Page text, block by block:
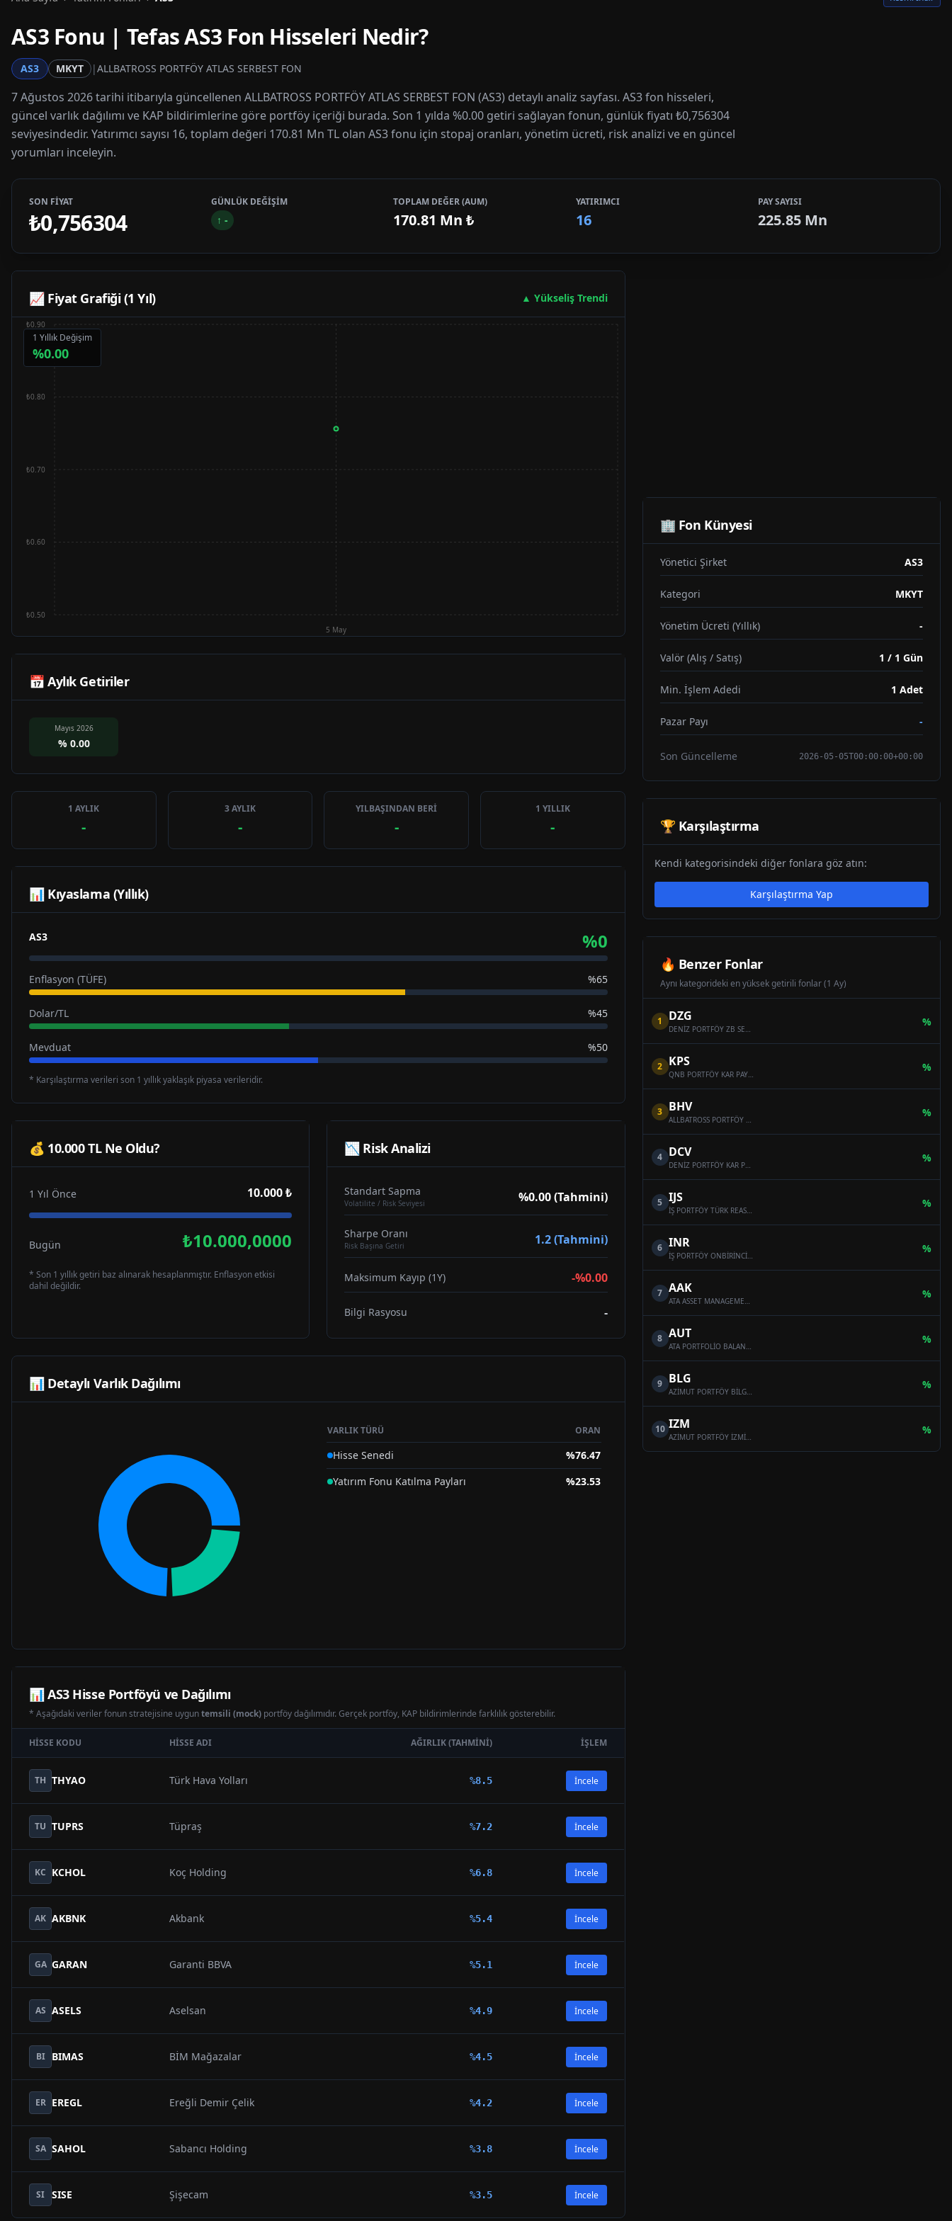
AS3Fonu | TefasAS3 Fon Hisseleri Nedir?
AS3 MKYT |ALLBATROSS PORTFÖY ATLAS SERBEST FON
7 Ağustos 2026 tarihi itibarıyla güncellenen ALLBATROSS PORTFÖY ATLAS SERBEST FON (AS3) detaylı analiz sayfası. AS3 fon hisseleri,
güncel varlık dağılımı ve KAP bildirimlerine göre portföy içeriği burada. Son 1 yılda %0.00 getiri sağlayan fonun, günlük fiyatı ₺0,756304
seviyesindedir. Yatırımcı sayısı 16, toplam değeri 170.81 Mn TL olan AS3 fonu için stopaj oranları, yönetim ücreti, risk analizi ve en güncel
yorumları inceleyin.
SON FİYAT
₺0,756304
GÜNLÜK DEĞİŞİM
↑ -
TOPLAM DEĞER (AUM)
170.81 Mn ₺
YATIRIMCI
16
PAY SAYISI
225.85 Mn
📈 Fiyat Grafiği (1 Yıl) ▲ Yükseliş Trendi
1 Yıllık Değişim
%0.00
5 May
₺0.50
₺0.60
₺0.70
₺0.80
₺0.90
📅 Aylık Getiriler
Mayıs 2026
% 0.00
1 AYLIK
-
3 AYLIK
-
YILBAŞINDAN BERİ
-
1 YILLIK
-
📊 Kıyaslama (Yıllık)
AS3 %0
Enflasyon (TÜFE) %65
Dolar/TL %45
Mevduat %50
* Karşılaştırma verileri son 1 yıllık yaklaşık piyasa verileridir.
💰 10.000 TL Ne Oldu?
1 Yıl Önce 10.000 ₺
Bugün ₺10.000,0000
* Son 1 yıllık getiri baz alınarak hesaplanmıştır. Enflasyon etkisi
dahil değildir.
📉 Risk Analizi
Standart Sapma
Volatilite / Risk Seviyesi %0.00 (Tahmini)
Sharpe Oranı
Risk Başına Getiri 1.2 (Tahmini)
Maksimum Kayıp (1Y) -%0.00
Bilgi Rasyosu -
📊 Detaylı Varlık Dağılımı
VARLIK TÜRÜ ORAN
Hisse Senedi %76.47
Yatırım Fonu Katılma Payları
%23.53
📊AS3Hisse Portföyü ve Dağılımı
* Aşağıdaki veriler fonun stratejisine uyguntemsili (mock) portföy dağılımıdır. Gerçek portföy, KAP bildirimlerinde farklılık gösterebilir.
HISSE KODU HISSE ADI AĞIRLIK (TAHMINI) İŞLEM
TH THYAO Türk Hava Yolları %8.5 İncele
TU TUPRS Tüpraş %7.2 İncele
KC KCHOL Koç Holding %6.8 İncele
AK AKBNK Akbank %5.4 İncele
GA GARAN Garanti BBVA %5.1 İncele
AS ASELS Aselsan %4.9 İncele
BI BIMAS BİM Mağazalar %4.5 İncele
ER EREGL Ereğli Demir Çelik %4.2 İncele
SA SAHOL Sabancı Holding %3.8 İncele
SI SISE Şişecam %3.5 İncele
🏢 Fon Künyesi
Yönetici Şirket AS3
Kategori MKYT
Yönetim Ücreti (Yıllık) -
Valör (Alış / Satış) 1 / 1 Gün
Min. İşlem Adedi 1 Adet
Pazar Payı -
Son Güncelleme 2026-05-05T00:00:00+00:00
🏆 Karşılaştırma
Kendi kategorisindeki diğer fonlara göz atın:
Karşılaştırma Yap
🔥 Benzer Fonlar
Aynı kategorideki en yüksek getirili fonlar (1 Ay)
1 DZG
DENİZ PORTFÖY ZB SERBEST (DÖVİZ) ÖZEL FON
%
2 KPS
QNB PORTFÖY KAR PAYI ÖDEYEN ONİKİNCİ SERBEST (DÖVİZ) FON
%
3 BHV
ALLBATROSS PORTFÖY BAHAR HİSSE SENEDİ SERBEST FON (HİSSE SENEDİ YOĞUN FON)
%
4 DCV
DENİZ PORTFÖY KAR PAYI ÖDEYEN SERBEST (DÖVİZ) FON
%
5 IJS
İŞ PORTFÖY TÜRK REASÜRANS SERBEST ÖZEL FON
%
6 INR
İŞ PORTFÖY ONBİRİNCİ SERBEST (DÖVİZ) FON
%
7 AAK
ATA ASSET MANAGEMENT MULTI-ASSET VARIABLE FUND
%
8 AUT
ATA PORTFOLİO BALANCED VARİABLE FUND
%
9 BLG
AZİMUT PORTFÖY BİLGE SERBEST ÖZEL FON
%
10 IZM
AZİMUT PORTFÖY İZMİR SERBEST (TL) ÖZEL FON
%